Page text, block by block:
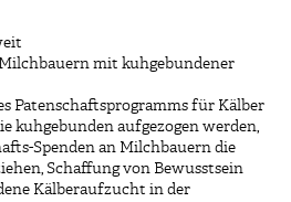
mit kuhgebundener
Patenschaftsprogramms für Kälber
kuhgebunden aufgezogen werden,
Spenden an Milchbauern die
Schaffung von Bewusstsein
Kälberaufzucht in der